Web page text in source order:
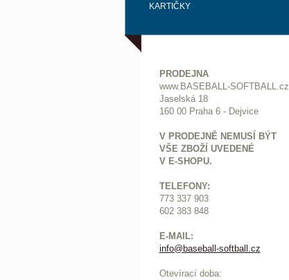
KARTIČKY
PRODEJNA
www.BASEBALL-SOFTBALL.cz
Jaselská 18
160 00 Praha 6 - Dejvice
V PRODEJNĚ NEMUSÍ BÝT
VŠE ZBOŽÍ UVEDENÉ
V E-SHOPU.
TELEFONY:
773 337 903
602 383 848
E-MAIL:
info@baseball-softball.cz
Otevírací doba: